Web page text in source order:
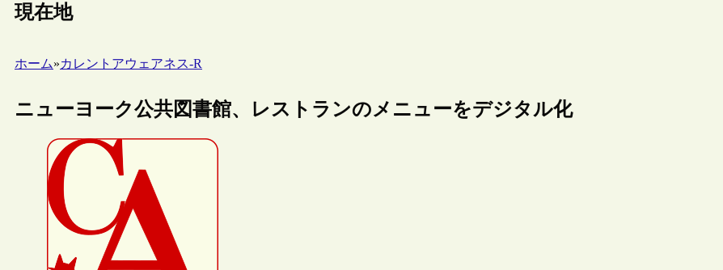
現在地
ホーム»カレントアウェアネス-R
ニューヨーク公共図書館、レストランのメニューをデジタル化